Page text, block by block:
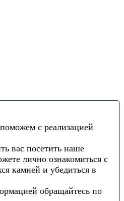
с реализацией
вас посетить наше
лично ознакомиться с
камней и убедиться в
обращайтесь по